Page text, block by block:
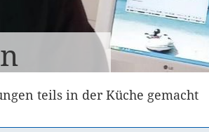
teils in der Küche gemacht